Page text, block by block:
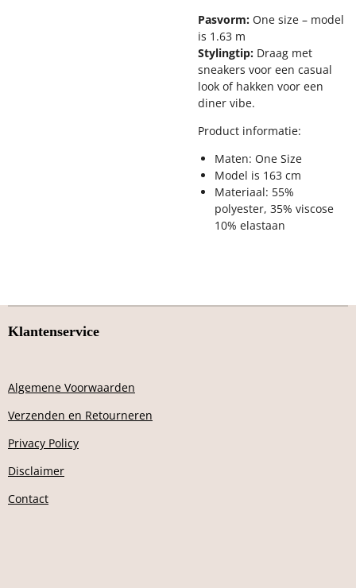
Pasvorm: One size – model
is 1.63 m
Stylingtip: Draag met
sneakers voor een casual
look of hakken voor een
diner vibe.
Product informatie:
Maten: One Size
Model is 163 cm
Materiaal: 55%
polyester, 35% viscose
10% elastaan
Klantenservice
Algemene Voorwaarden
Verzenden en Retourneren
Privacy Policy
Disclaimer
Contact